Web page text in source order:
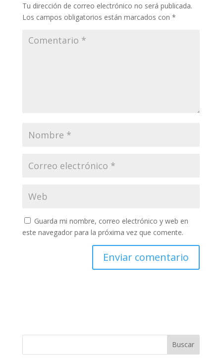
Tu dirección de correo electrónico no será publicada.
Los campos obligatorios están marcados con *
Guarda mi nombre, correo electrónico y web en
este navegador para la próxima vez que comente.
Buscar